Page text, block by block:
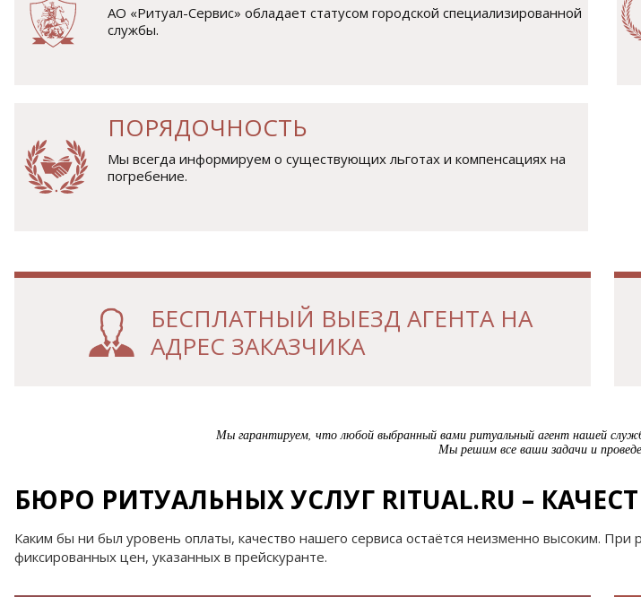
АО «Ритуал-Сервис» обладает статусом городской специализированной
службы.
ПОРЯДОЧНОСТЬ
Мы всегда информируем о существующих льготах и компенсациях на
погребение.
БЕСПЛАТНЫЙ ВЫЕЗД АГЕНТА НА
АДРЕС ЗАКАЗЧИКА
Мы гарантируем, что любой выбранный вами ритуальный агент нашей
Мы решим все ваши задачи и
БЮРО РИТУАЛЬНЫХ УСЛУГ RITUAL.RU –
Каким бы ни был уровень оплаты, качество нашего сервиса остаётся неизменно высоким.
фиксированных цен, указанных в прейскуранте.